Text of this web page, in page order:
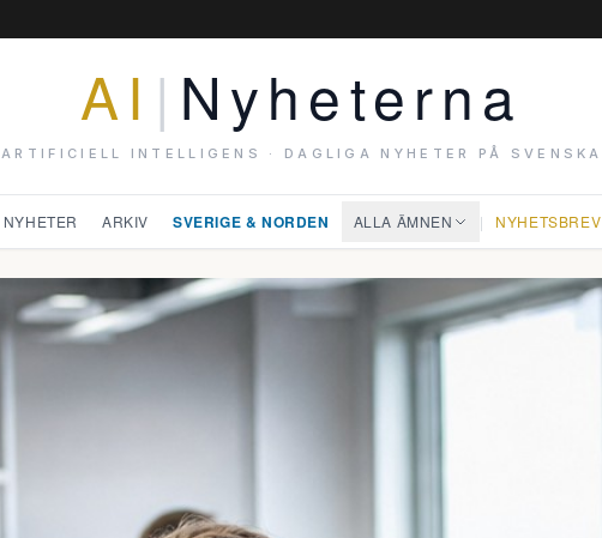
AI | Nyheterna
ARTIFICIELL INTELLIGENS · DAGLIGA NYHETER PÅ SVENSKA
NYHETER ARKIV SVERIGE & NORDEN ALLA ÄMNEN | NYHETSBREV